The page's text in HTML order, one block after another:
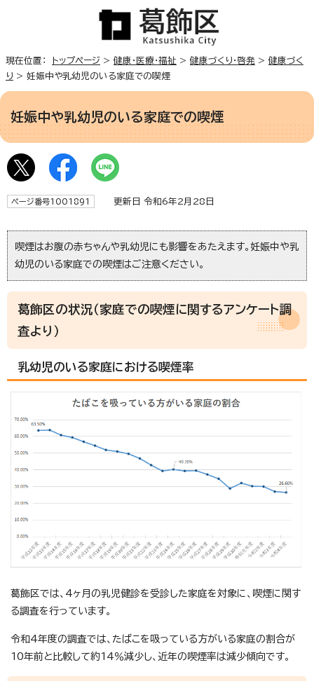
現在位置： トップページ > 健康・医療・福祉 > 健康づくり・啓発 > 健康づく
り > 妊娠中や乳幼児のいる家庭での喫煙
妊娠中や乳幼児のいる家庭での喫煙
ページ番号1001891 更新日 令和6年2月28日
喫煙はお腹の赤ちゃんや乳幼児にも影響をあたえます。妊娠中や乳
幼児のいる家庭での喫煙はご注意ください。
葛飾区の状況（家庭での喫煙に関するアンケート調
査より）
乳幼児のいる家庭における喫煙率
葛飾区では、4ヶ月の乳児健診を受診した家庭を対象に、喫煙に関す
る調査を行っています。
令和4年度の調査では、たばこを吸っている方がいる家庭の割合が
10年前と比較して約14％減少し、近年の喫煙率は減少傾向です。